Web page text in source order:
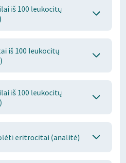
iš 100 leukocitų
iš 100 leukocitų
iš 100 leukocitų
eritrocitai (analitė)